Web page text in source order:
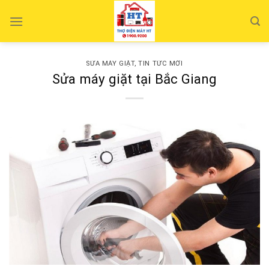
SỬA MÁY GIẶT,TIN TỨC MỚI
Sửa máy giặt tại Bắc Giang